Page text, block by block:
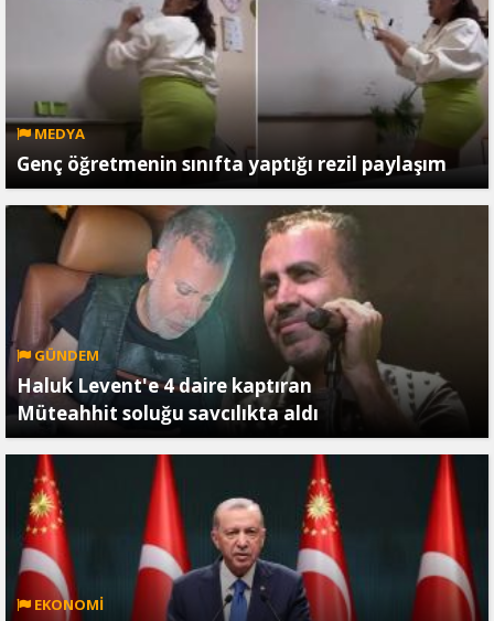
MEDYA
Genç öğretmenin sınıfta yaptığı rezil paylaşım
GÜNDEM
Haluk Levent'e 4 daire kaptıran
Müteahhit soluğu savcılıkta aldı
EKONOMİ